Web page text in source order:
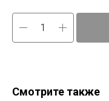
Смотрите также